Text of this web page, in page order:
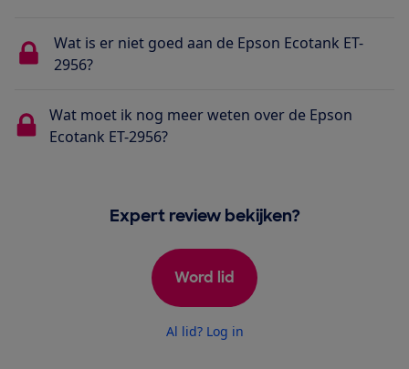
Wat is er niet goed aan de Epson Ecotank ET-
2956?
Wat moet ik nog meer weten over de Epson
Ecotank ET-2956?
Expert review bekijken?
Word lid
Al lid? Log in